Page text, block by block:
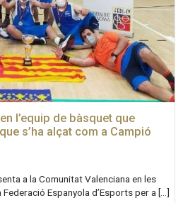
l’equip de bàsquet que
s’ha alçat com a Campió
a la Comunitat Valenciana en les
Espanyola d’Esports per a […]